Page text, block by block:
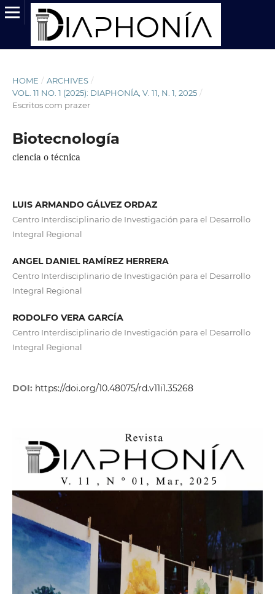
HOME / ARCHIVES /
VOL. 11 NO. 1 (2025): DIAPHONÍA, V. 11, N. 1, 2025 /
Escritos com prazer
Biotecnología
ciencia o técnica
LUIS ARMANDO GÁLVEZ ORDAZ
Centro Interdisciplinario de Investigación para el Desarrollo
Integral Regional
ANGEL DANIEL RAMÍREZ HERRERA
Centro Interdisciplinario de Investigación para el Desarrollo
Integral Regional
RODOLFO VERA GARCÍA
Centro Interdisciplinario de Investigación para el Desarrollo
Integral Regional
DOI: https://doi.org/10.48075/rd.v11i1.35268